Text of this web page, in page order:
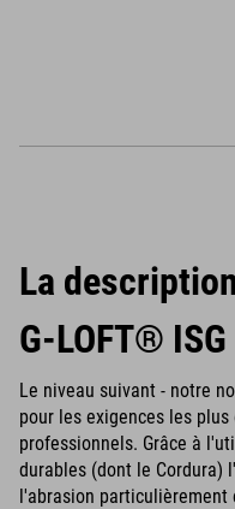
La
G-LOFT®
Le niveau suivant - notre
pour les exigences les
professionnels. Grâce à
durables (dont le Cordura)
l'abrasion particulièrement